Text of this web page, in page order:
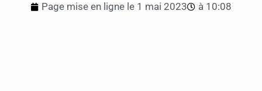
Page mise en ligne le 1 mai 2023 à 10:08